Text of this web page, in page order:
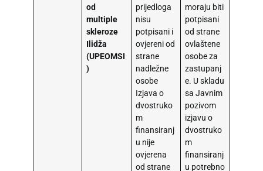
od
multiple
skleroze
Ilidža
(UPEOMSI
)
prijedloga
nisu
potpisani i
ovjereni od
strane
nadležne
osobe
Izjava o
dvostruko
m
finansiranj
u nije
ovjerena
od strane
moraju biti
potpisani
od strane
ovlaštene
osobe za
zastupanj
e. U skladu
sa Javnim
pozivom
izjavu o
dvostruko
m
finansiranj
u potrebno